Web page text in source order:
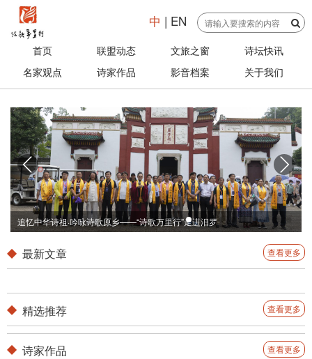
中 | EN
首页 联盟动态 文旅之窗
诗坛快讯
名家观点
诗家作品 影音档案 关于我们
追忆中华诗祖·吟咏诗歌原乡——“诗歌万里行”走进汨罗
最新文章 查看更多
精选推荐 查看更多
诗家作品 查看更多